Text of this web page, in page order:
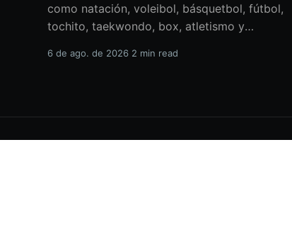
como natación, voleibol, básquetbol, fútbol,
tochito, taekwondo, box, atletismo y
Curso de Verano en el Centro Deportivo
reconoció el esfuerzo de las 200 niñas y
6 de ago. de 2026 2 min read